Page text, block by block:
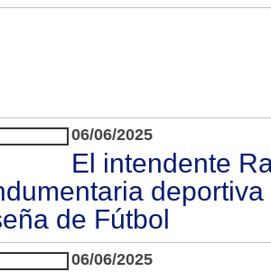
06/06/2025
El intendente
de Fútbol
06/06/2025